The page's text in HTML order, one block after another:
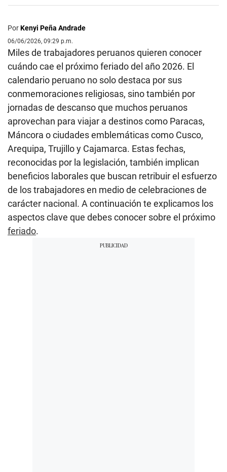
PorKenyi Peña Andrade
06/06/2026, 09:29 p.m.
Miles de trabajadores peruanos quieren conocer
cuándo cae el próximo feriado del año 2026. El
calendario peruano no solo destaca por sus
conmemoraciones religiosas, sino también por
jornadas de descanso que muchos peruanos
aprovechan para viajar a destinos como Paracas,
Máncora o ciudades emblemáticas como Cusco,
Arequipa, Trujillo y Cajamarca. Estas fechas,
reconocidas por la legislación, también implican
beneficios laborales que buscan retribuir el esfuerzo
de los trabajadores en medio de celebraciones de
carácter nacional. A continuación te explicamos los
aspectos clave que debes conocer sobre el próximo
feriado.